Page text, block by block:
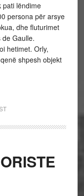
pati lëndime
persona për arsye
dhe fluturimet
Gaulle.
hetimet. Orly,
shpesh objekt